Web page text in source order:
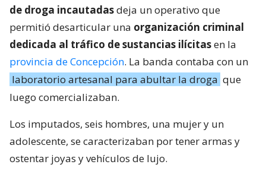
de droga incautadasdeja un operativo que
permitió desarticular una organización criminal
dedicada al tráfico de sustancias ilícitasen la
provincia de Concepción. La banda contaba con un
laboratorio artesanal para abultar la droga que
luego comercializaban.
Los imputados, seis hombres, una mujer y un
adolescente, se caracterizaban por tener armas y
ostentar joyas y vehículos de lujo.